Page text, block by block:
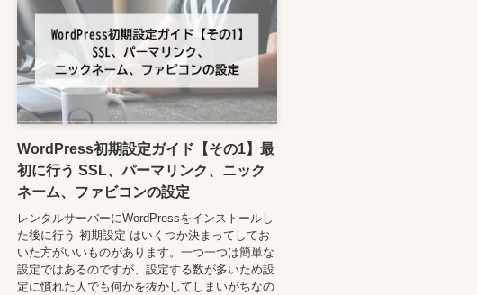
WordPress初期設定ガイド【その1】最
初に行う SSL、パーマリンク、ニック
ネーム、ファビコンの設定
レンタルサーバーにWordPressをインストールし
た後に行う 初期設定 はいくつか決まってしてお
いた方がいいものがあります。一つ一つは簡単な
設定ではあるのですが、設定する数が多いため設
定に慣れた人でも何かを抜かしてしまいがちなの